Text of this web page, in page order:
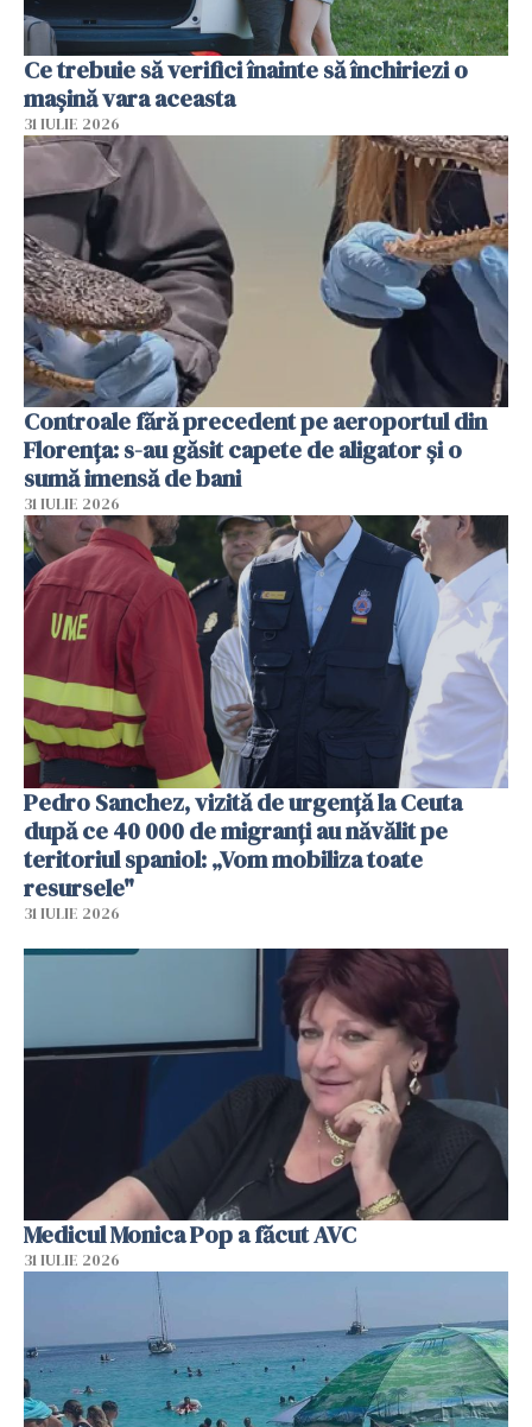
Ce trebuie să verifici înainte să închiriezi o
mașină vara aceasta
31 IULIE 2026
Controale fără precedent pe aeroportul din
Florența: s-au găsit capete de aligator și o
sumă imensă de bani
31 IULIE 2026
Pedro Sanchez, vizită de urgență la Ceuta
după ce 40 000 de migranți au năvălit pe
teritoriul spaniol: „Vom mobiliza toate
resursele"
31 IULIE 2026
Medicul Monica Pop a făcut AVC
31 IULIE 2026